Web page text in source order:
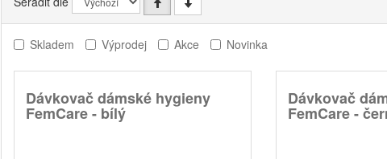
Skladem Výprodej Akce Novinka
Dávkovač dámské hygieny
FemCare - bílý
Dávkovač
FemCare -